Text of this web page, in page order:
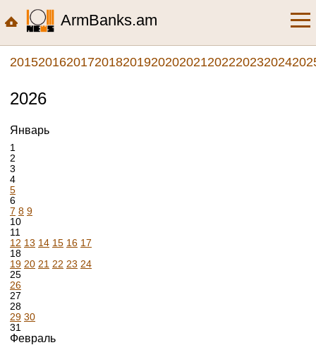
ArmBanks.am
2015201620172018201920202021202220232024
2026
Январь
1
2
3
4
5
6
7 8 9
10
11
12 13 14 15 16 17
18
19 20 21 22 23 24
25
26
27
28
29 30
31
Февраль